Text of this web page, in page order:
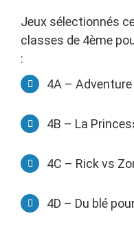
Jeux sélectionnés
classes de 4ème
:
4A –
4B – La
4C – Rick vs
4D – Du blé